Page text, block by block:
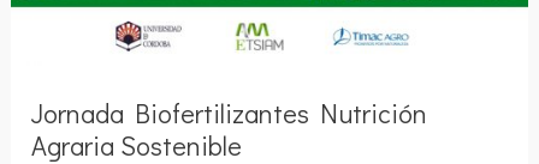
Jornada Biofertilizantes Nutrición
Agraria Sostenible